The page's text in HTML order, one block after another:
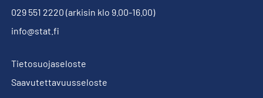
029 551 2220 (arkisin klo 9.00-16.00)
info@stat.fi
Tietosuojaseloste
Saavutettavuusseloste